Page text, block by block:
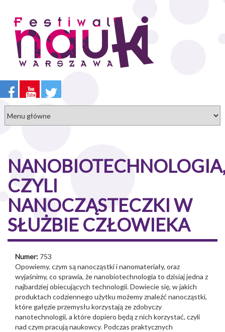
treści
CZYLI
NANOCZĄSTECZKI W
SŁUŻBIE CZŁOWIEKA
Numer: 753
Opowiemy, czym są nanocząstki i nanomateriały, oraz
wyjaśnimy, co sprawia, że nanobiotechnologia to dzisiaj jedna z
najbardziej obiecujących technologii. Dowiecie się, w jakich
produktach codziennego użytku możemy znaleźć nanocząstki,
które gałęzie przemysłu korzystają ze zdobyczy
nanotechnologii, a które dopiero będą z nich korzystać, czyli
nad czym pracują naukowcy. Podczas praktycznych